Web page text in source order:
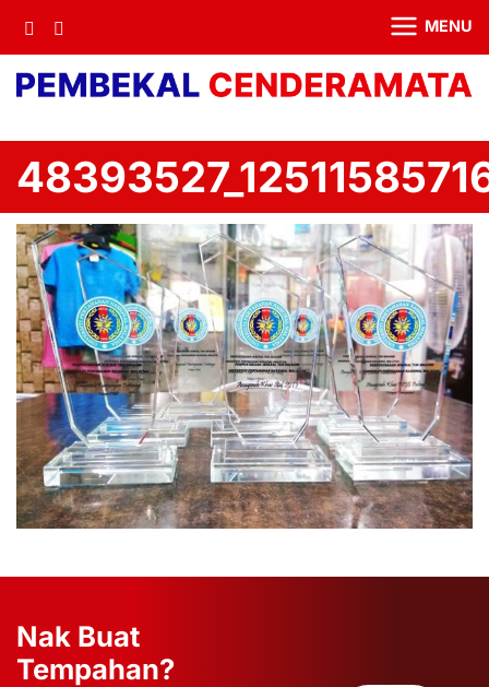
MENU
Nak Buat
Tempahan?